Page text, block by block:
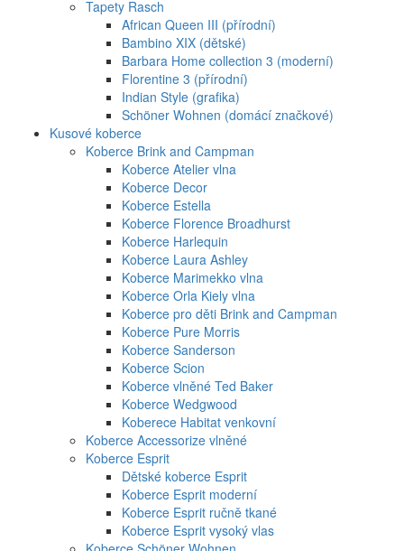
Tapety Rasch
African Queen III (přírodní)
Bambino XIX (dětské)
Barbara Home collection 3 (moderní)
Florentine 3 (přírodní)
Indian Style (grafika)
Schöner Wohnen (domácí značkové)
Kusové koberce
Koberce Brink and Campman
Koberce Atelier vlna
Koberce Decor
Koberce Estella
Koberce Florence Broadhurst
Koberce Harlequin
Koberce Laura Ashley
Koberce Marimekko vlna
Koberce Orla Kiely vlna
Koberce pro děti Brink and Campman
Koberce Pure Morris
Koberce Sanderson
Koberce Scion
Koberce vlněné Ted Baker
Koberce Wedgwood
Koberece Habitat venkovní
Koberce Accessorize vlněné
Koberce Esprit
Dětské koberce Esprit
Koberce Esprit moderní
Koberce Esprit ručně tkané
Koberce Esprit vysoký vlas